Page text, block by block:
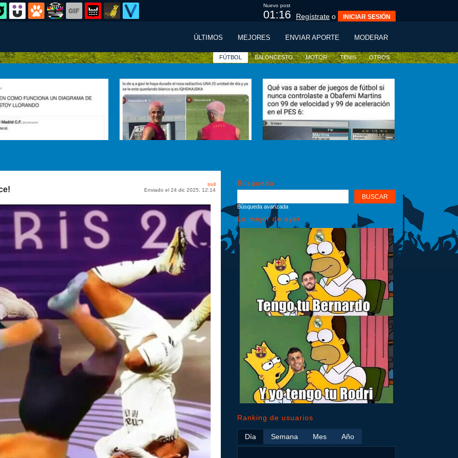
Nuevo post
01:14 Regístrate o INICIAR SESIÓN
ÚLTIMOS MEJORES ENVIAR APORTE MODERAR
FÚTBOL BALONCESTO MOTOR TENIS OTROS
troll
Enviado el 24 dic 2025, 12:14
Búsqueda
Búsqueda avanzada
Lo mejor de ayer
Ranking de usuarios
Día Semana Mes Año